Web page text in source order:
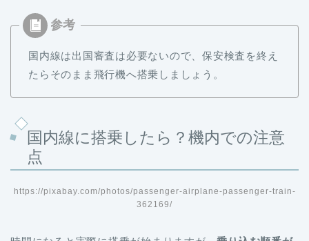
国内線は出国審査は必要ないので、保安検査を終え
たらそのまま飛行機へ搭乗しましょう。
国内線に搭乗したら？機内での注意
点
https://pixabay.com/photos/passenger-airplane-passenger-train-
362169/